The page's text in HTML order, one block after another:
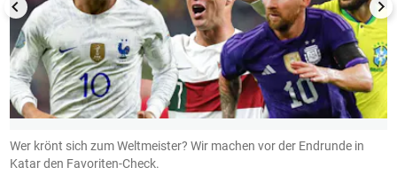
Wer krönt sich zum Weltmeister? Wir machen vor der Endrunde in
Katar den Favoriten-Check.